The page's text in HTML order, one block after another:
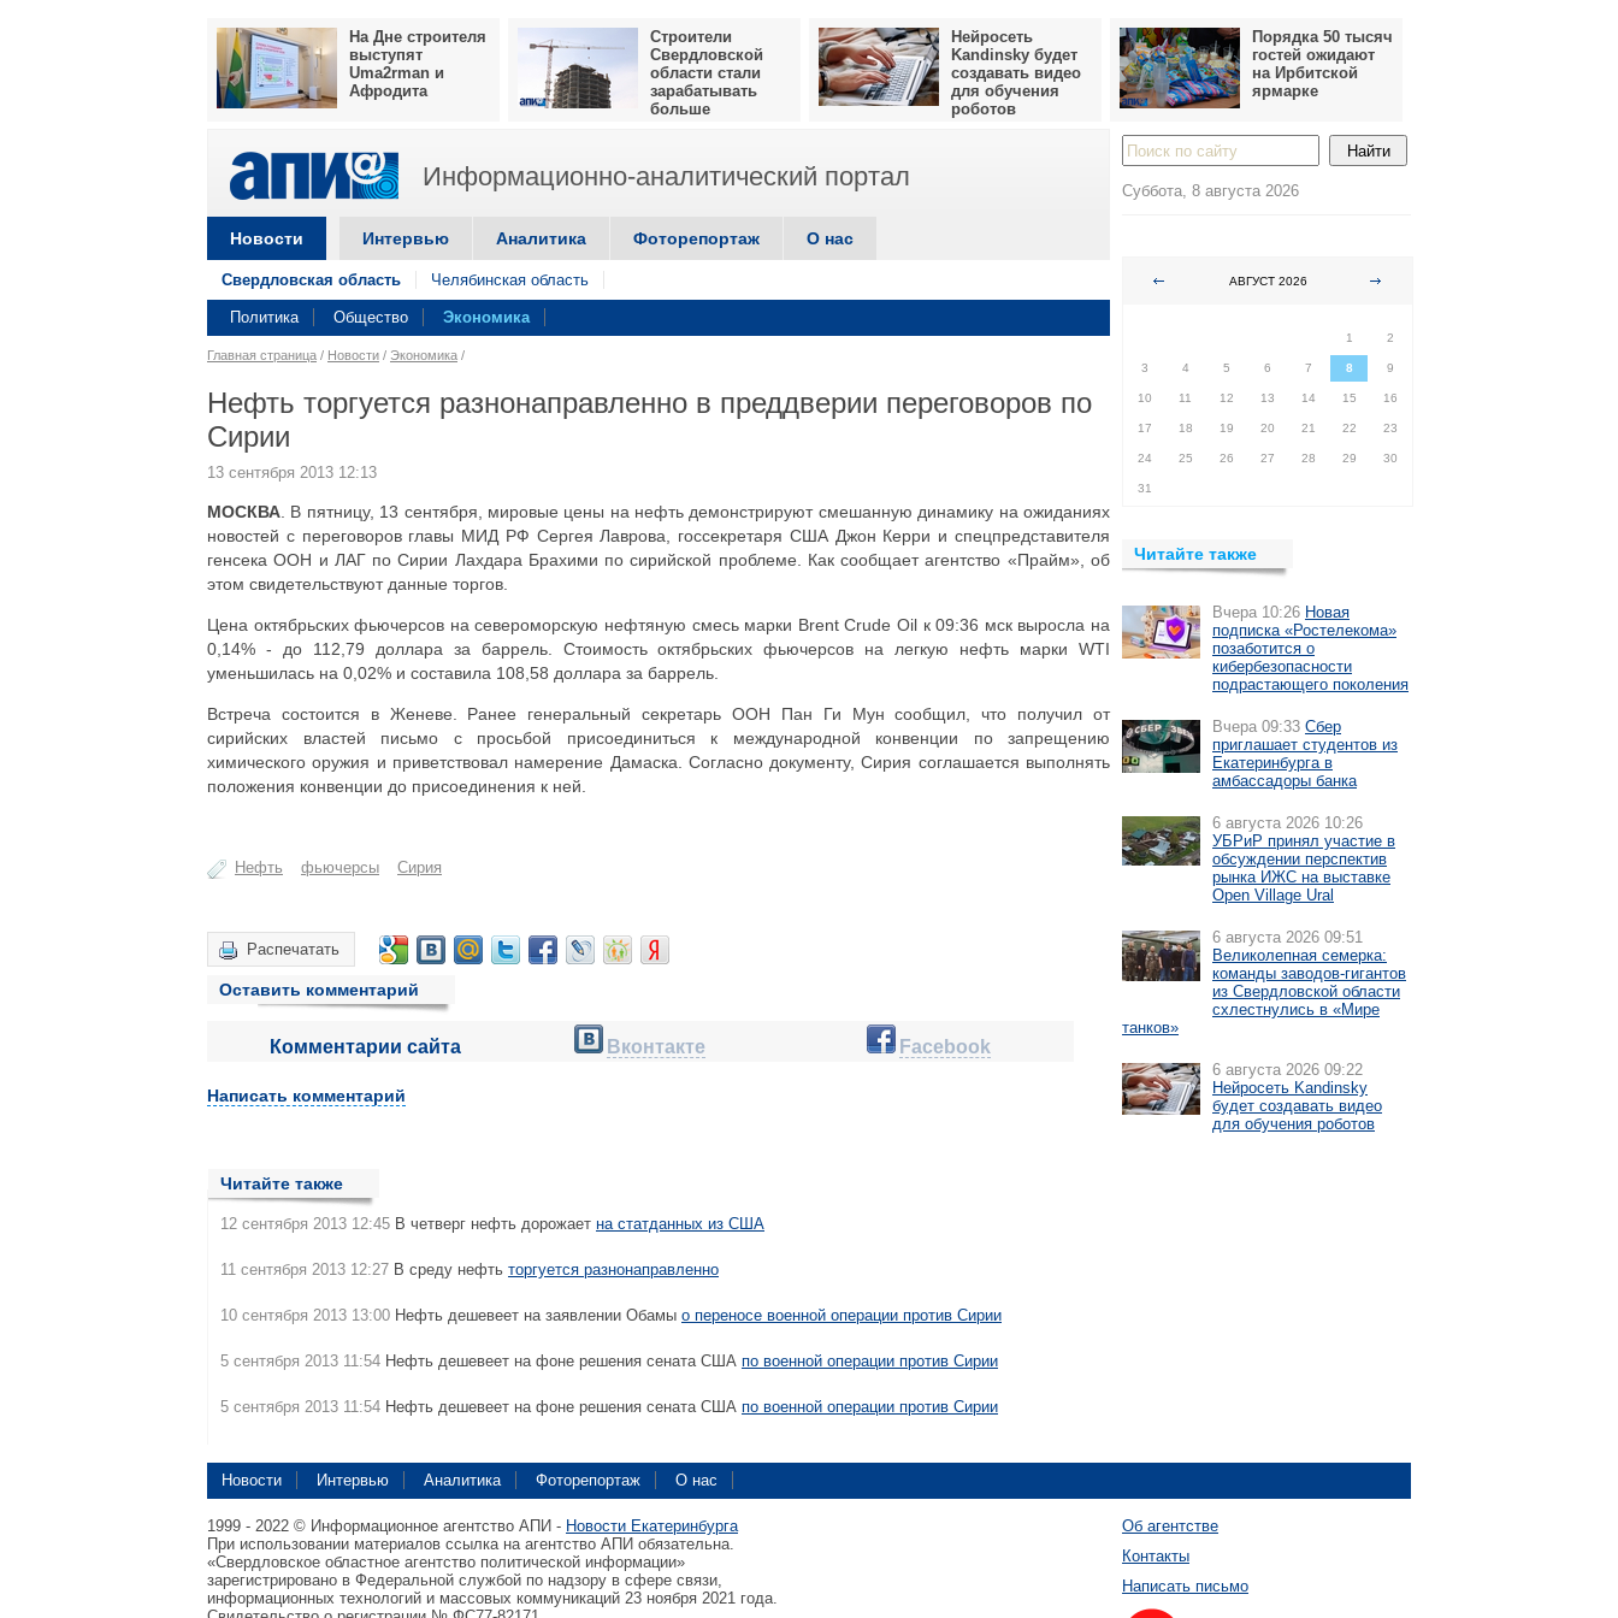
На Дне строителя
выступят
Uma2rman и
Афродита
Строители
Свердловской
области стали
зарабатывать
больше
Нейросеть
Kandinsky будет
создавать видео
для обучения
роботов
Порядка 50 тысяч
гостей ожидают
на Ирбитской
ярмарке
Информационно-аналитический портал
Новости Интервью Аналитика Фоторепортаж О нас
Свердловская область Челябинская область
Политика Общество Экономика
Главная страница / Новости / Экономика /
Нефть торгуется разнонаправленно в преддверии переговоров по
Сирии
13 сентября 2013 12:13
МОСКВА . В пятницу, 13 сентября, мировые цены на нефть демонстрируют смешанную динамику на ожиданиях
новостей с переговоров главы МИД РФ Сергея Лаврова, госсекретаря США Джон Керри и спецпредставителя
генсека ООН и ЛАГ по Сирии Лахдара Брахими по сирийской проблеме. Как сообщает агентство «Прайм», об
этом свидетельствуют данные торгов.
Цена октябрьских фьючерсов на североморскую нефтяную смесь марки Brent Crude Oil к 09:36 мск выросла на
0,14% - до 112,79 доллара за баррель. Стоимость октябрьских фьючерсов на легкую нефть марки WTI
уменьшилась на 0,02% и составила 108,58 доллара за баррель.
Встреча состоится в Женеве. Ранее генеральный секретарь ООН Пан Ги Мун сообщил, что получил от
сирийских властей письмо с просьбой присоединиться к международной конвенции по запрещению
химического оружия и приветствовал намерение Дамаска. Согласно документу, Сирия соглашается выполнять
положения конвенции до присоединения к ней.
Нефть фьючерсы Сирия
Распечатать
Оставить комментарий
Комментарии сайта Вконтакте Facebook
Написать комментарий
Читайте также
12 сентября 2013 12:45 В четверг нефть дорожает на статданных из США
11 сентября 2013 12:27 В среду нефть торгуется разнонаправленно
10 сентября 2013 13:00 Нефть дешевеет на заявлении Обамы о переносе военной операции против Сирии
5 сентября 2013 11:54 Нефть дешевеет на фоне решения сената США по военной операции против Сирии
5 сентября 2013 11:54 Нефть дешевеет на фоне решения сената США по военной операции против Сирии
Суббота, 8 августа 2026
АВГУСТ 2026
1
2
3 4 5 6 7 8 9
10 11 12 13 14 15 16
17 18 19 20 21 22 23
24 25 26 27 28 29 30
31
Читайте также
Вчера 10:26 Новая
подписка «Ростелекома»
позаботится о
кибербезопасности
подрастающего поколения
Вчера 09:33 Сбер
приглашает студентов из
Екатеринбурга в
амбассадоры банка
6 августа 2026 10:26
УБРиР принял участие в
обсуждении перспектив
рынка ИЖС на выставке
Open Village Ural
6 августа 2026 09:51
Великолепная семерка:
команды заводов-гигантов
из Свердловской области
схлестнулись в «Мире
танков»
6 августа 2026 09:22
Нейросеть Kandinsky
будет создавать видео
для обучения роботов
Новости Интервью Аналитика Фоторепортаж О нас
1999 - 2022 © Информационное агентство АПИ - Новости Екатеринбурга
При использовании материалов ссылка на агентство АПИ обязательна.
«Свердловское областное агентство политической информации»
зарегистрировано в Федеральной службой по надзору в сфере связи,
информационных технологий и массовых коммуникаций 23 ноября 2021 года.
Об агентстве
Контакты
Написать письмо